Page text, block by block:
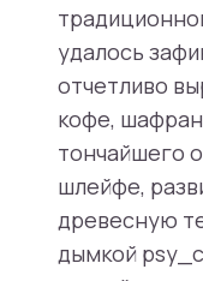
удалось
отчетливо
кофе,
тончайшего
шлейфе,
древесную
дымкой